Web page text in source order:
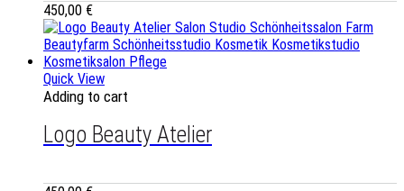
450,00 €
Quick View
Adding to cart
Logo Beauty Atelier